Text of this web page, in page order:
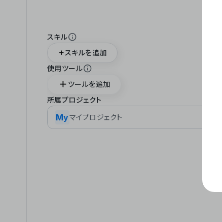
スキル
スキルを追加
使用ツール
ツールを追加
所属プロジェクト
Myマイプロジェクト